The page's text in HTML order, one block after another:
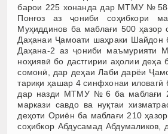
барои 225 хонанда дар МТМУ
Понғоз аз ҷониби соҳибкори
Муҳиддинов ба маблағи 500 ҳазор
Даҳанаи Ҷамоати шаҳраки Шайдон
Даҳана-2 аз ҷониби маъмурияти
ноҳиявӣ бо дастгирии аҳолии деҳа
сомонӣ, дар деҳаи Лаби дарёи
тариқи ҳашар 4 синфхонаи иловагӣ
дар назди МТМУ №6 ба маблағи
маркази савдо ва нуқтаи
деҳоти Ориён ба маблағи 210
соҳибкор Абдусамад Абдумаликов,